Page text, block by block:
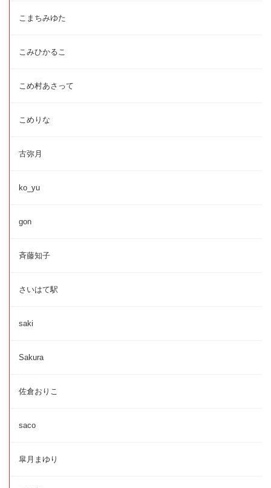
こまちみゆた
こみひかるこ
こめ村あさって
こめりな
古弥月
ko_yu
gon
斉藤知子
さいはて駅
saki
Sakura
佐倉おりこ
saco
皐月まゆり